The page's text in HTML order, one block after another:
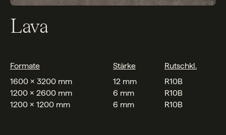
Lava
Formate Stärke
Rutschkl.
1600 x 3200 mm
12 mm
R10B
1200 x 2600 mm
6 mm
R10B
1200 x 1200 mm
6 mm R10B